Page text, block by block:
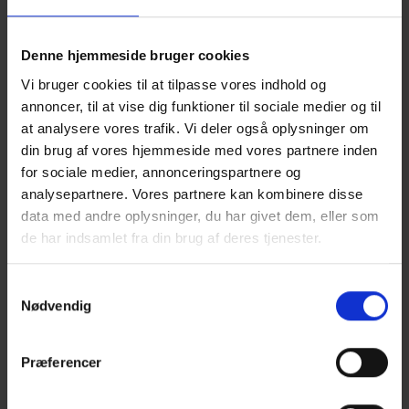
Denne hjemmeside bruger cookies
Vi bruger cookies til at tilpasse vores indhold og
annoncer, til at vise dig funktioner til sociale medier og til
at analysere vores trafik. Vi deler også oplysninger om
din brug af vores hjemmeside med vores partnere inden
for sociale medier, annonceringspartnere og
analysepartnere. Vores partnere kan kombinere disse
data med andre oplysninger, du har givet dem, eller som
de har indsamlet fra din brug af deres tjenester.
Nødvendig
Præferencer
TRÆ 70 TRÆMATERIALER